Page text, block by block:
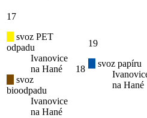
17
svoz PET
odpadu
Ivanovice
na Hané
svoz
bioodpadu
Ivanovice
na Hané
18
19
svoz papíru
na Hané